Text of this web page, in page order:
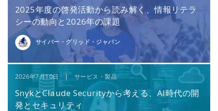
2025年度の啓発活動から読み解く、情報リテラ
シーの動向と2026年の課題
サイバー・グリッド・ジャパン
2026年7月10日 | サービス・製品
SnykとClaude Securityから考える、AI時代の開
発とセキュリティ